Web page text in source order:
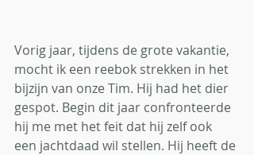
Vorig jaar, tijdens de grote vakantie,
mocht ik een reebok strekken in het
bijzijn van onze Tim. Hij had het dier
gespot. Begin dit jaar confronteerde
hij me met het feit dat hij zelf ook
een jachtdaad wil stellen. Hij heeft de